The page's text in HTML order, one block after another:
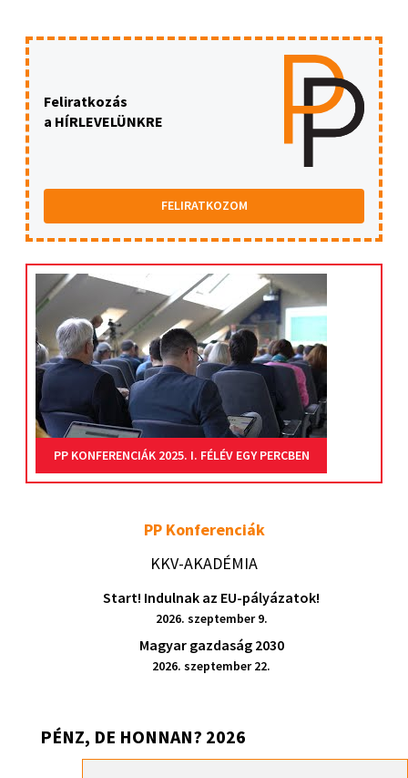
Feliratkozás
a HÍRLEVELÜNKRE
FELIRATKOZOM
PP KONFERENCIÁK 2025. I. FÉLÉV EGY PERCBEN
PP Konferenciák
KKV-AKADÉMIA
Start! Indulnak az EU-pályázatok!
2026. szeptember 9.
Magyar gazdaság 2030
2026. szeptember 22.
PÉNZ, DE HONNAN? 2026